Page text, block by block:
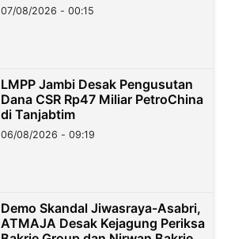
07/08/2026 - 00:15
LMPP Jambi Desak Pengusutan
Dana CSR Rp47 Miliar PetroChina
di Tanjabtim
06/08/2026 - 09:19
Demo Skandal Jiwasraya-Asabri,
ATMAJA Desak Kejagung Periksa